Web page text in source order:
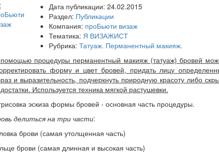
Дата публикации: 24.02.2015
Раздел: Публикации
Компания: проБьюти визаж
Тематика: Я ВИЗАЖИСТ
Рубрика: Татуаж. Перманентный макияж.
процедуры перманентный макияж (татуаж) бровей
форму и цвет бровей, придать лицу
и выразительность, подчеркнуть природную красоту либо
Используется техника мягкой растушевки.
эскиза формы бровей - основная часть процедуры.
делиться на три части:
брови (самая утолщенная часть)
брови (самая длинная и высокая часть)